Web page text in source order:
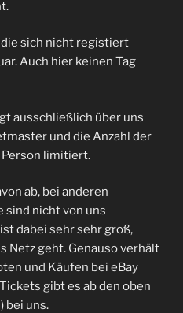
sich nicht registiert
Auch hier keinen Tag
ausschließlich über uns
und die Anzahl der
limitiert.
ab, bei anderen
sind nicht von uns
dabei sehr sehr groß,
Netz geht. Genauso verhält
und Käufen bei eBay
gibt es ab den oben
bei uns.